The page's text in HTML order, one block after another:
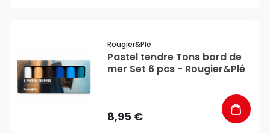
Rougier&plé
Pastel tendre Tons bord de
mer Set 6 pcs - Rougier&Plé
8,95 €